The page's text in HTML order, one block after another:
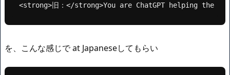
<strong>旧：</strong>You are ChatGPT helping the
を、こんな感じで at Japaneseしてもらい